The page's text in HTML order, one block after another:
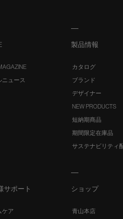
ニュース
製品情報
カタログ
ブランド
デザイナー
NEW PRODUCTS
短納期商品
期間限定在庫品
サステナビリティ
サポート
ケア
ショップ
青山本店